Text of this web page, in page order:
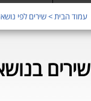
עמוד הבית>שירים לפי
שירים